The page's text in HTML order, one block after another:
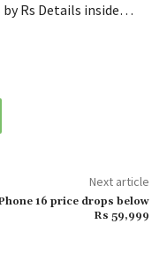
by Rs Details inside…
Next article
16 price drops below
Rs 59,999